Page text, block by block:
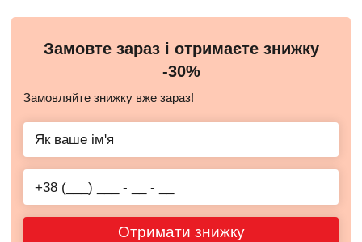
Замовте зараз і отримаєте знижку
-30%
Замовляйте знижку вже зараз!
Отримати знижку